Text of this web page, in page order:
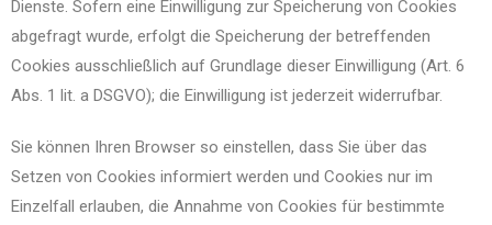
Dienste. Sofern eine Einwilligung zur Speicherung von Cookies
abgefragt wurde, erfolgt die Speicherung der betreffenden
Cookies ausschließlich auf Grundlage dieser Einwilligung (Art. 6
Abs. 1 lit. a DSGVO); die Einwilligung ist jederzeit widerrufbar.
Sie können Ihren Browser so einstellen, dass Sie über das
Setzen von Cookies informiert werden und Cookies nur im
Einzelfall erlauben, die Annahme von Cookies für bestimmte